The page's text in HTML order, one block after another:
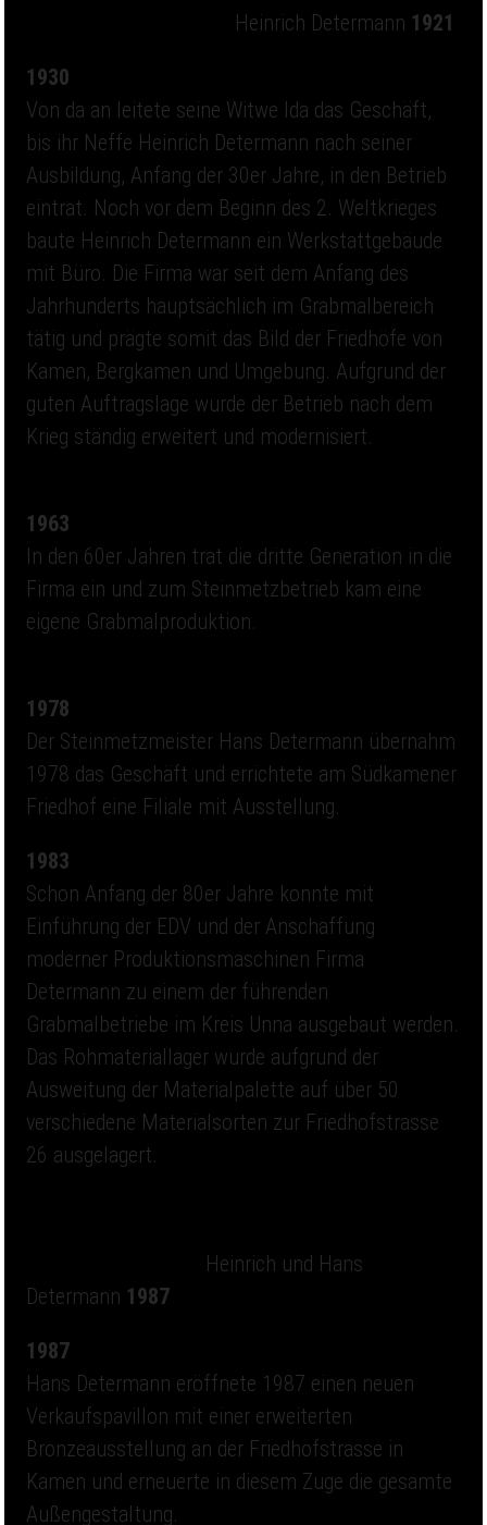
Heinrich Determann 1921
1930
Von da an leitete seine Witwe Ida das Geschäft,
bis ihr Neffe Heinrich Determann nach seiner
Ausbildung, Anfang der 30er Jahre, in den Betrieb
eintrat. Noch vor dem Beginn des 2. Weltkrieges
baute Heinrich Determann ein Werkstattgebäude
mit Büro. Die Firma war seit dem Anfang des
Jahrhunderts hauptsächlich im Grabmalbereich
tätig und prägte somit das Bild der Friedhöfe von
Kamen, Bergkamen und Umgebung. Aufgrund der
guten Auftragslage wurde der Betrieb nach dem
Krieg ständig erweitert und modernisiert.
1963
In den 60er Jahren trat die dritte Generation in die
Firma ein und zum Steinmetzbetrieb kam eine
eigene Grabmalproduktion.
1978
Der Steinmetzmeister Hans Determann übernahm
1978 das Geschäft und errichtete am Südkamener
Friedhof eine Filiale mit Ausstellung.
1983
Schon Anfang der 80er Jahre konnte mit
Einführung der EDV und der Anschaffung
moderner Produktionsmaschinen Firma
Determann zu einem der führenden
Grabmalbetriebe im Kreis Unna ausgebaut werden.
Das Rohmateriallager wurde aufgrund der
Ausweitung der Materialpalette auf über 50
verschiedene Materialsorten zur Friedhofstrasse
26 ausgelagert.
Heinrich und Hans
Determann 1987
1987
Hans Determann eröffnete 1987 einen neuen
Verkaufspavillon mit einer erweiterten
Bronzeausstellung an der Friedhofstrasse in
Kamen und erneuerte in diesem Zuge die gesamte
Außengestaltung.